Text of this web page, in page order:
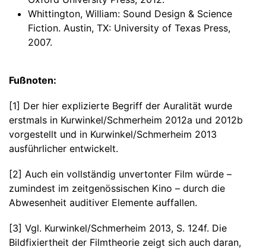
Whittington, William: Sound Design & Science
Fiction. Austin, TX: University of Texas Press,
2007.
Fußnoten:
[1] Der hier explizierte Begriff der Auralität wurde
erstmals in Kurwinkel/Schmerheim 2012a und 2012b
vorgestellt und in Kurwinkel/Schmerheim 2013
ausführlicher entwickelt.
[2] Auch ein vollständig unvertonter Film würde –
zumindest im zeitgenössischen Kino – durch die
Abwesenheit auditiver Elemente auffallen.
[3] Vgl. Kurwinkel/Schmerheim 2013, S. 124f. Die
Bildfixiertheit der Filmtheorie zeigt sich auch daran,